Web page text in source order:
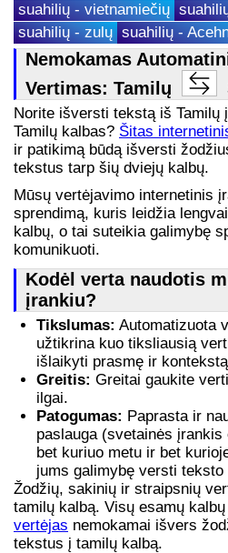
suahilių - vietnamiečių
suahilių - zulų suahilių -
Nemokamas
Vertimas: Tamilų
Norite išversti tekstą iš Tamilų
Tamilų kalbas? Šitas
ir patikimą būdą išversti
tekstus tarp šių dviejų kalbų.
Mūsų vertėjavimo internetinis
sprendimą, kuris leidžia
kalbų, o tai suteikia galimybę
komunikuoti.
Kodėl verta naudotis
įrankiu?
Tikslumas: Automatizuota
užtikrina kuo tiksliausią
išlaikyti prasmę ir
Greitis: Greitai gaukite
ilgai.
Patogumas: Paprasta ir
paslauga (svetainės
bet kuriuo metu ir bet
jums galimybę versti
Žodžių, sakinių ir straipsnių
tamilų kalbą. Visų esamų
vertėjas nemokamai išvers
tekstus į tamilų kalbą.